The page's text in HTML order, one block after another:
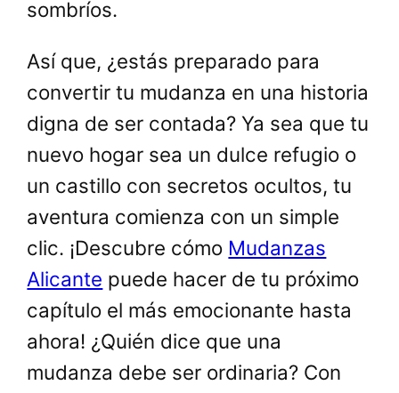
sombríos.
Así que, ¿estás preparado para
convertir tu mudanza en una historia
digna de ser contada? Ya sea que tu
nuevo hogar sea un dulce refugio o
un castillo con secretos ocultos, tu
aventura comienza con un simple
clic. ¡Descubre cómo Mudanzas
Alicante puede hacer de tu próximo
capítulo el más emocionante hasta
ahora! ¿Quién dice que una
mudanza debe ser ordinaria? Con